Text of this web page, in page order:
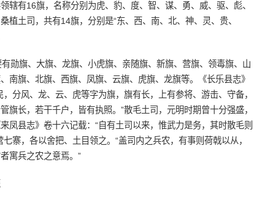
有16旗，名称分别为虎、豹、度、智、谋、勇、威、驱、彪、
植土司，共有14旗，分别是“东、西、南、北、神、灵、贵、
旗、大旗、龙旗、小虎旗、亲随旗、新旗、营旗、领毒旗、山
南旗、北旗、西旗、凤旗、云旗、虎旗、龙旗等。《长乐县志》
分风、龙、云、虎等字为旗，旗有长，上有参将、游击、守备，
旗长，若干千户，皆有执照。”散毛土司，元明时期曾十分强盛，
凤县志》卷十六记载：“自有土司以来，惟武力是务，其时散毛则
寨，各以舍把、土目领之。“盖司内之兵农，有事则荷戟以从，
寓兵之农之意焉。”